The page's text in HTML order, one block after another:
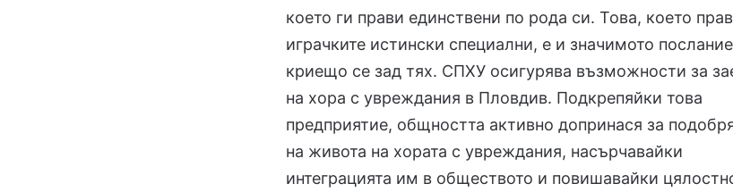
което ги прави единствени по рода си. Това, което
играчките истински специални, е и значимото
криещо се зад тях. СПХУ осигурява възможности за
на хора с увреждания в Пловдив. Подкрепяйки това
предприятие, общността активно допринася за
на живота на хората с увреждания, насърчавайки
интеграцията им в обществото и повишавайки